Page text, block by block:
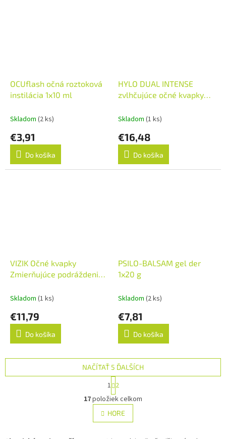
OCUflash očná roztoková
instilácia 1x10 ml
Skladom (2 ks)
€3,91
Do košíka
HYLO DUAL INTENSE
zvlhčujúce očné kvapky
Skladom (1 ks)
€16,48
Do košíka
VIZIK Očné kvapky
Zmierňujúce podráždenie
1x10 ml
Skladom (1 ks)
€11,79
Do košíka
PSILO-BALSAM gel der
1x20 g
Skladom (2 ks)
€7,81
Do košíka
O
v
l
á
NAČÍTAŤ 5 ĎALŠÍCH
t
r
á
n
k
1 2
17položiek celkom
HORE